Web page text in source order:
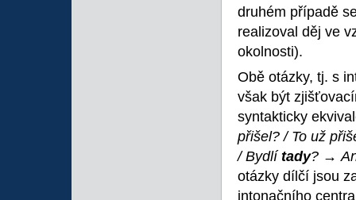
druhém případě
realizoval děj ve
okolnosti).
Obě otázky, tj. s
však být
syntakticky
přišel? / To už
/ Bydlí tady? →
otázky dílčí jsou
intonačního